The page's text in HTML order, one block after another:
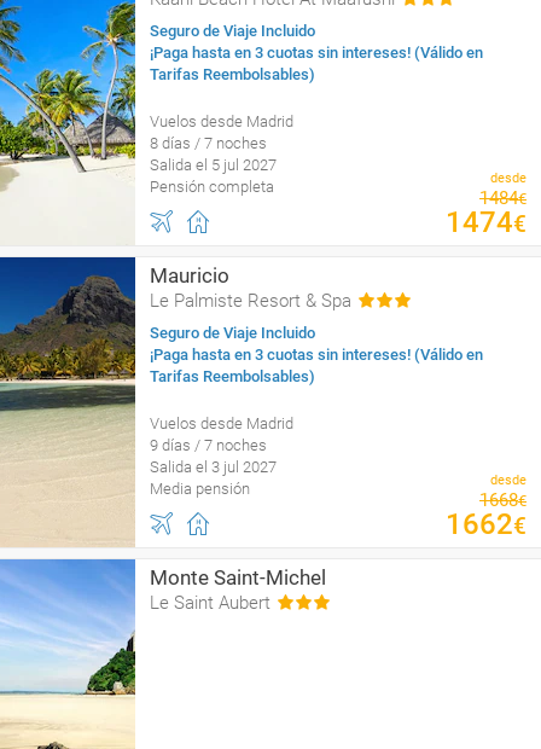
Seguro de Viaje Incluido
¡Paga hasta en 3 cuotas sin intereses! (Válido en
Tarifas Reembolsables)
Vuelos desde Madrid
8 días / 7 noches
Salida el 5 jul 2027
Pensión completa
desde
1484€
1474€
Mauricio
Le Palmiste Resort & Spa
Seguro de Viaje Incluido
¡Paga hasta en 3 cuotas sin intereses! (Válido en
Tarifas Reembolsables)
Vuelos desde Madrid
9 días / 7 noches
Salida el 3 jul 2027
Media pensión
desde
1668€
1662€
Monte Saint-Michel
Le Saint Aubert